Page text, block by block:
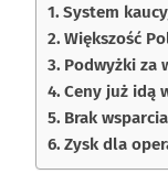
System
Większość
Podwyżki za
Ceny już idą
Brak
Zysk dla